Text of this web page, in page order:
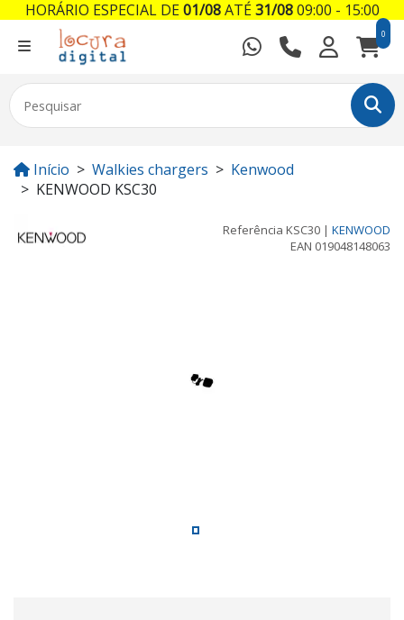
0
Início Walkies chargers
Kenwood
KENWOOD KSC30
Referência KSC30 | KENWOOD
EAN 019048148063
HORÁRIO ESPECIAL DE01/08ATÉ31/0809:00 - 15:00